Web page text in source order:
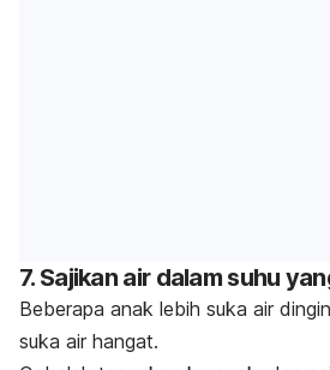
7. Sajikan air dalam suhu
Beberapa anak lebih suka air
suka air hangat.